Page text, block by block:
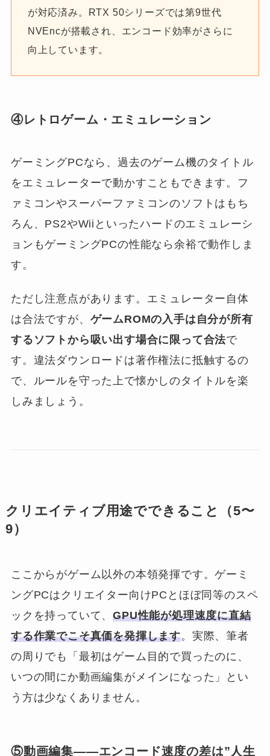
が対応済み。RTX 50シリーズでは第9世代
NVEncが搭載され、エンコード効率がさらに
向上しています。
④レトロゲーム・エミュレーション
ゲーミングPCなら、過去のゲーム機のタイトル
をエミュレーターで動かすこともできます。フ
ァミコンやスーパーファミコンのソフトはもち
ろん、PS2やWiiといったハードのエミュレーシ
ョンもゲーミングPCの性能なら余裕で動作しま
す。
ただし注意点があります。エミュレーター自体
は合法ですが、 ゲームROMの入手は自分が所有
するソフトから吸い出す場合に限って合法で
す。違法ダウンロードは著作権法に抵触するの
で、ルールを守った上で懐かしのタイトルを楽
しみましょう。
クリエイティブ用途でできること（5〜
9）
ここからがゲーム以外の本領発揮です。ゲーミ
ングPCはクリエイター向けPCとほぼ同等のスペ
ックを持っていて、GPU性能が処理速度に直結
する作業でこそ真価を発揮します。実際、筆者
の周りでも「最初はゲーム目的で買ったのに、
いつの間にか動画編集がメインになった」とい
う方は少なくありません。
⑤動画編集——エンコード速度の差は”人生